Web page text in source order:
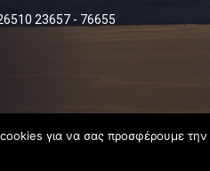
23657 - 76655
για να σας προσφέρουμε την